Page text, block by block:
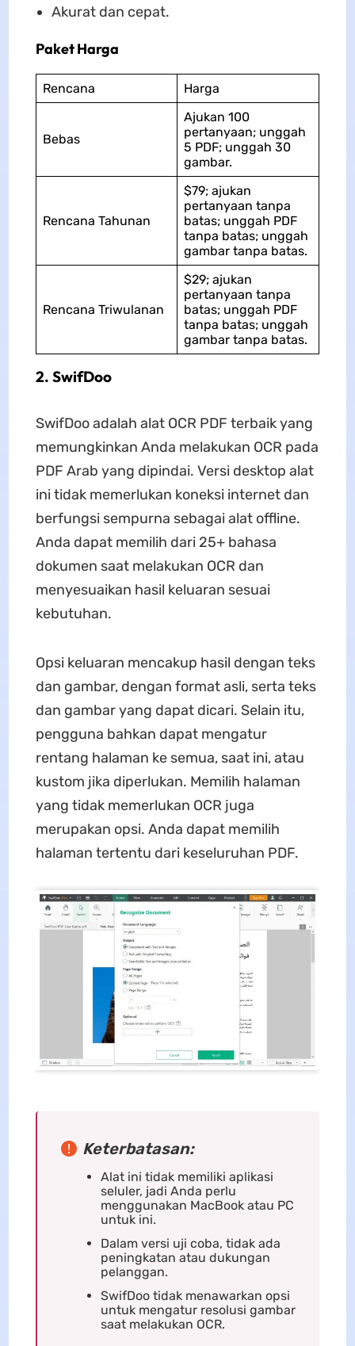
Akurat dan cepat.
Paket Harga
Rencana Harga
Bebas
Ajukan 100
pertanyaan; unggah
5 PDF; unggah 30
gambar.
Rencana Tahunan
$79; ajukan
pertanyaan tanpa
batas; unggah PDF
tanpa batas; unggah
gambar tanpa batas.
Rencana Triwulanan
$29; ajukan
pertanyaan tanpa
batas; unggah PDF
tanpa batas; unggah
gambar tanpa batas.
2. SwifDoo
SwifDoo adalah alat OCR PDF terbaik yang
memungkinkan Anda melakukan OCR pada
PDF Arab yang dipindai. Versi desktop alat
ini tidak memerlukan koneksi internet dan
berfungsi sempurna sebagai alat offline.
Anda dapat memilih dari 25+ bahasa
dokumen saat melakukan OCR dan
menyesuaikan hasil keluaran sesuai
kebutuhan.
Opsi keluaran mencakup hasil dengan teks
dan gambar, dengan format asli, serta teks
dan gambar yang dapat dicari. Selain itu,
pengguna bahkan dapat mengatur
rentang halaman ke semua, saat ini, atau
kustom jika diperlukan. Memilih halaman
yang tidak memerlukan OCR juga
merupakan opsi. Anda dapat memilih
halaman tertentu dari keseluruhan PDF.
Keterbatasan:
Alat ini tidak memiliki aplikasi
seluler, jadi Anda perlu
menggunakan MacBook atau PC
untuk ini.
Dalam versi uji coba, tidak ada
peningkatan atau dukungan
pelanggan.
SwifDoo tidak menawarkan opsi
untuk mengatur resolusi gambar
saat melakukan OCR.